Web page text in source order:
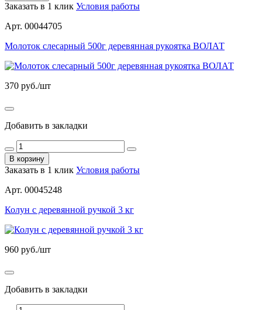
Заказать в 1 клик Условия работы
Арт. 00044705
Молоток слесарный 500г деревянная рукоятка ВОЛАТ
370 руб./шт
Добавить в закладки
В корзину
Заказать в 1 клик Условия работы
Арт. 00045248
Колун с деревянной ручкой 3 кг
960 руб./шт
Добавить в закладки